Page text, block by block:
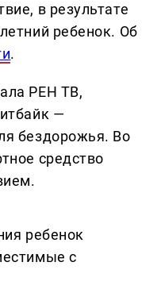
в результате
ребенок. Об
.
РЕН ТВ,
—
бездорожья. Во
средство
ребенок
с